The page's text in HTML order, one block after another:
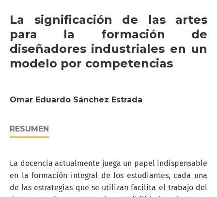
La significación de las artes
para la formación de
diseñadores industriales en un
modelo por competencias
Omar Eduardo Sánchez Estrada
RESUMEN
La docencia actualmente juega un papel indispensable
en la formación integral de los estudiantes, cada una
de las estrategias que se utilizan facilita el trabajo del